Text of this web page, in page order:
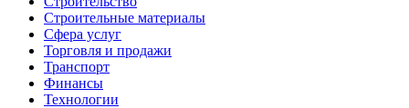
Строительные материалы
Сфера услуг
Торговля и продажи
Транспорт
Финансы
Технологии